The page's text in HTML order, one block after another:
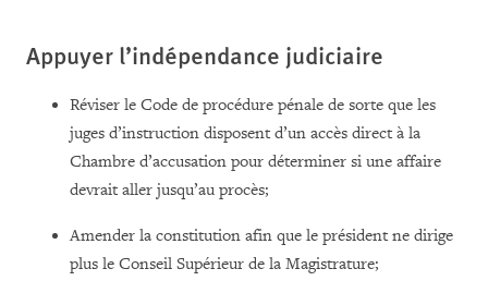
Appuyer l’indépendance judiciaire
Réviser le Code de procédure pénale de sorte que les
juges d’instruction disposent d’un accès direct à la
Chambre d’accusation pour déterminer si une affaire
devrait aller jusqu’au procès;
Amender la constitution afin que le président ne dirige
plus le Conseil Supérieur de la Magistrature;